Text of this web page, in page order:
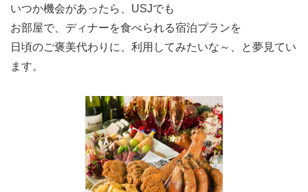
いつか機会があったら、USJでも
お部屋で、ディナーを食べられる宿泊プランを
日頃のご褒美代わりに、利用してみたいな～、と夢見てい
ます。